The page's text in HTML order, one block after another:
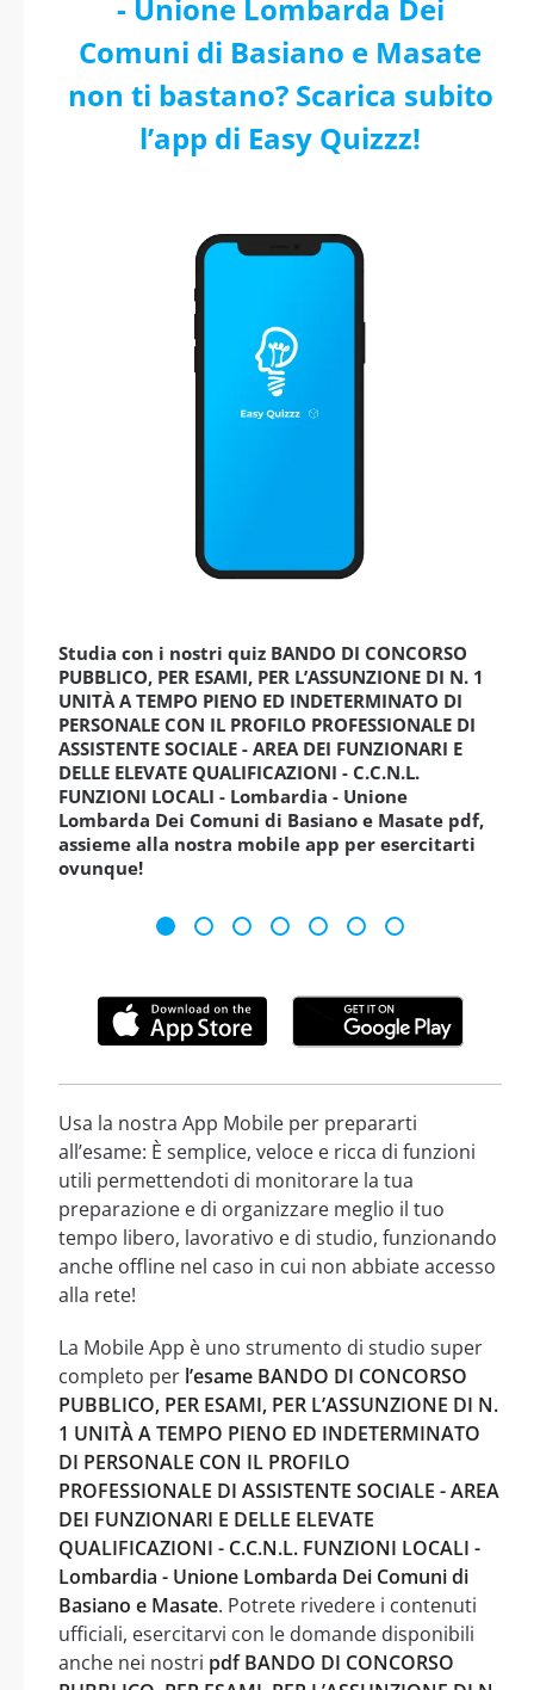
- Unione Lombarda Dei
Comuni di Basiano e Masate
non ti bastano? Scarica subito
l’app di Easy Quizzz!
Studia con i nostri quiz BANDO DI CONCORSO
PUBBLICO, PER ESAMI, PER L’ASSUNZIONE DI N. 1
UNITÀ A TEMPO PIENO ED INDETERMINATO DI
PERSONALE CON IL PROFILO PROFESSIONALE DI
ASSISTENTE SOCIALE - AREA DEI FUNZIONARI E
DELLE ELEVATE QUALIFICAZIONI - C.C.N.L.
FUNZIONI LOCALI - Lombardia - Unione
Lombarda Dei Comuni di Basiano e Masate pdf,
assieme alla nostra mobile app per esercitarti
ovunque!
Usa la nostra App Mobile per prepararti
all’esame: È semplice, veloce e ricca di funzioni
utili permettendoti di monitorare la tua
preparazione e di organizzare meglio il tuo
tempo libero, lavorativo e di studio, funzionando
anche offline nel caso in cui non abbiate accesso
alla rete!
La Mobile App è uno strumento di studio super
completo per l’esame BANDO DI CONCORSO
PUBBLICO, PER ESAMI, PER L’ASSUNZIONE DI N.
1 UNITÀ A TEMPO PIENO ED INDETERMINATO
DI PERSONALE CON IL PROFILO
PROFESSIONALE DI ASSISTENTE SOCIALE - AREA
DEI FUNZIONARI E DELLE ELEVATE
QUALIFICAZIONI - C.C.N.L. FUNZIONI LOCALI -
Lombardia - Unione Lombarda Dei Comuni di
Basiano e Masate. Potrete rivedere i contenuti
ufficiali, esercitarvi con le domande disponibili
anche nei nostri pdf BANDO DI CONCORSO